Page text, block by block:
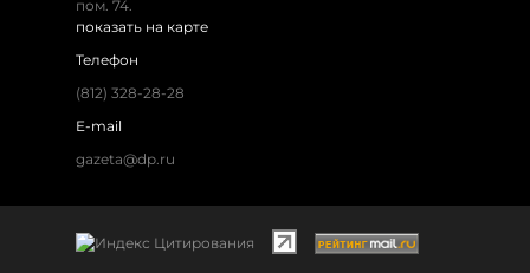
пом. 74.
показать на карте
Телефон
(812) 328-28-28
E-mail
gazeta@dp.ru